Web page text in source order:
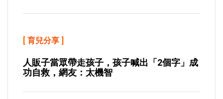
[ 育兒分享 ]
人販子當眾帶走孩子，孩子喊出「2個字」成
功自救，網友：太機智